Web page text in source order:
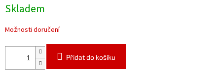
cena:
Skladem
Možnosti doručení
Přidat do košíku